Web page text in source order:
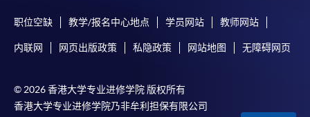
职位空缺 教学/报名中心地点 学员网站 教师网站
内联网 网页出版政策 私隐政策 网站地图 无障碍网页
© 2026 香港大学专业进修学院 版权所有
香港大学专业进修学院乃非牟利担保有限公司